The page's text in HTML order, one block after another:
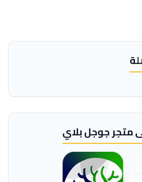
متجر جوجل بلاي